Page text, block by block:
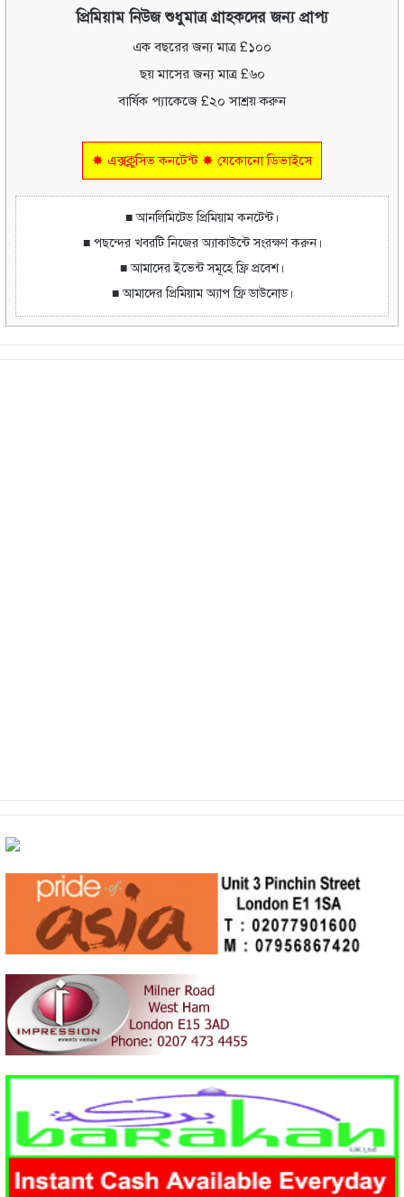
প্রিমিয়াম নিউজ শুধুমাত্র গ্রাহকদের জন্য প্রাপ্য
এক বছরের জন্য মাত্র £১০০
ছয় মাসের জন্য মাত্র £৬০
বার্ষিক প্যাকেজে £২০ সাশ্রয় করুন
✸ এক্সক্লুসিভ কনটেন্ট ✸ যেকোনো ডিভাইসে
■ আনলিমিটেড প্রিমিয়াম কনটেন্ট।
■ পছন্দের খবরটি নিজের অ্যাকাউন্টে সংরক্ষণ করুন।
■ আমাদের ইভেন্ট সমূহে ফ্রি প্রবেশ।
■ আমাদের প্রিমিয়াম অ্যাপ ফ্রি ডাউনোড।